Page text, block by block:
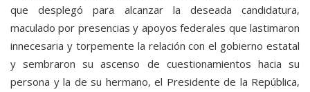
que desplegó para alcanzar la deseada candidatura,
maculado por presencias y apoyos federales que lastimaron
innecesaria y torpemente la relación con el gobierno estatal
y sembraron su ascenso de cuestionamientos hacia su
persona y la de su hermano, el Presidente de la República,